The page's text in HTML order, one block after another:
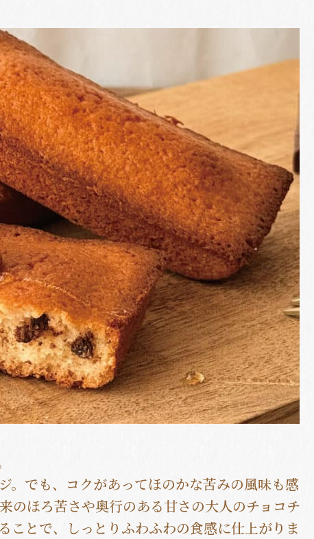
。でも、コクがあってほのかな苦みの風味も感
のほろ苦さや奥行のある甘さの大人のチョコチ
ことで、しっとりふわふわの食感に仕上がりま